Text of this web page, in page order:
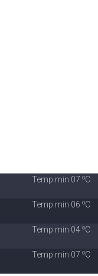
Temp min 07 oC
Temp min 06 oC
Temp min 04 oC
Temp min 07 oC